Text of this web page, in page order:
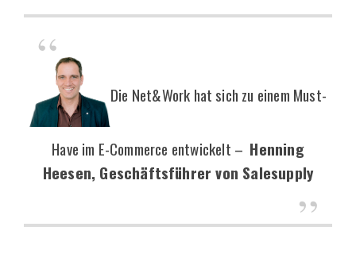
Die Net&Work hat sich zu einem Must-
Have im E-Commerce entwickelt – Henning
Heesen, Geschäftsführer von Salesupply